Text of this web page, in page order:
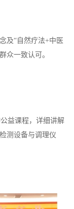
及“自然疗法+中医
众一致认可。
益课程，详细讲解
测设备与调理仪